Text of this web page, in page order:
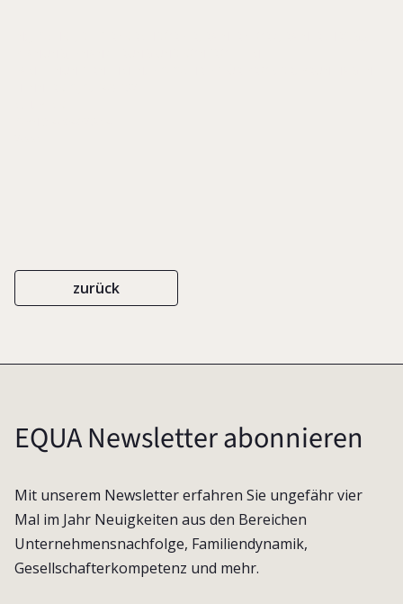
zurück
EQUA Newsletter abonnieren
Mit unserem Newsletter erfahren Sie ungefähr vier
Mal im Jahr Neuigkeiten aus den Bereichen
Unternehmensnachfolge, Familiendynamik,
Gesellschafterkompetenz und mehr.